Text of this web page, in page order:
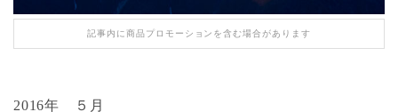
記事内に商品プロモーションを含む場合があります
2016年 ５月